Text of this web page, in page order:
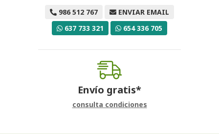
986 512 767
ENVIAR EMAIL
637 733 321
654 336 705
Envío gratis*
consulta condiciones